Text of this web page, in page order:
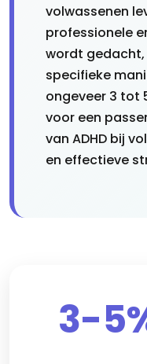
volwassenen
professionele
wordt gedacht,
specifieke
ongeveer 3 tot
voor een
van ADHD bij
en effectieve
3-